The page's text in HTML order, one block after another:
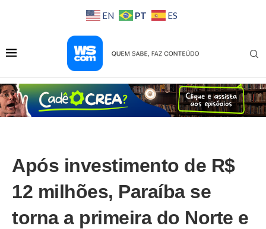
EN PT ES
Após investimento de R$
12 milhões, Paraíba se
torna a primeira do Norte e